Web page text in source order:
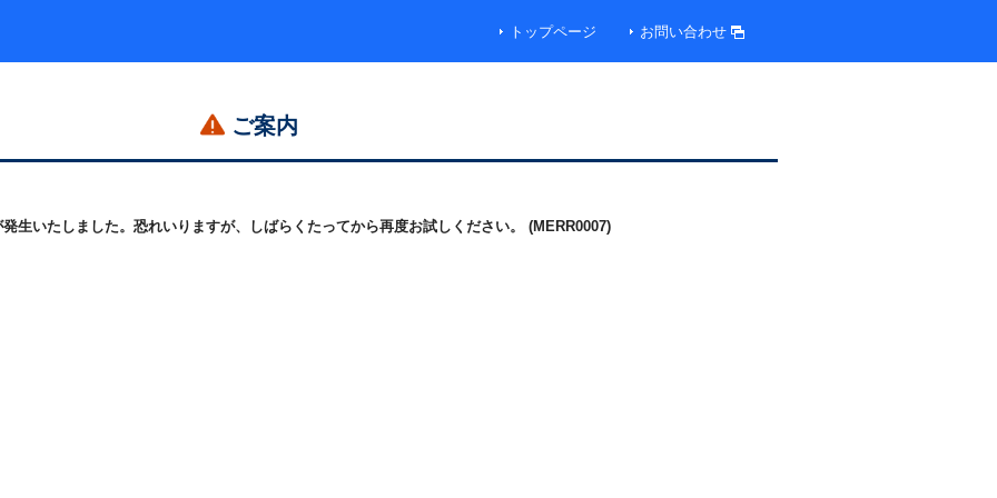
トップページ お問い合わせ
ご案内
生いたしました。恐れいりますが、しばらくたってから再度お試しください。 (MERR0007)